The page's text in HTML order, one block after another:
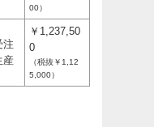
00）
注
産
￥1,237,50
0
（税抜￥1,12
5,000）